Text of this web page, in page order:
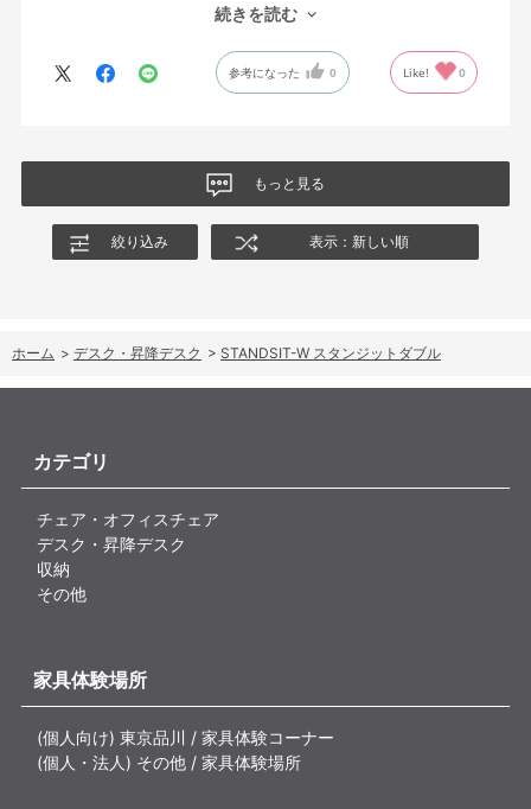
テーブルの色味だけ、他のシリーズにあるような「もう少し白寄
りの木目調」が選べたらさらに理想的でしたが、全体的に大満足
のお買い物でした！
続きを読む
参考になった 0 Like! 0
もっと見る
絞り込み 表示：新しい順
ホーム > デスク・昇降デスク > STANDSIT-W スタンジットダブル
カテゴリ
チェア・オフィスチェア
デスク・昇降デスク
収納
その他
家具体験場所
(個人向け) 東京品川 / 家具体験コーナー
(個人・法人) その他 / 家具体験場所